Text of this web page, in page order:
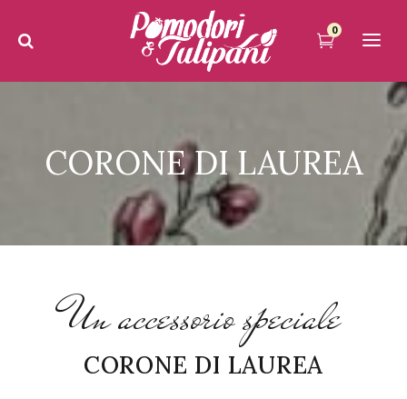
0
CORONE DI LAUREA
Un accessorio speciale
CORONE DI LAUREA